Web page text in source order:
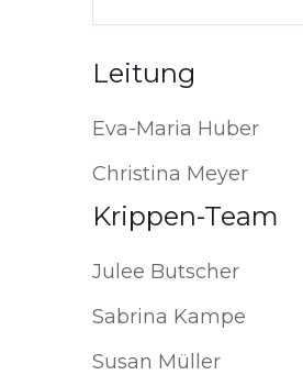
Leitung
Eva-Maria Huber
Christina Meyer
Krippen-Team
Julee Butscher
Sabrina Kampe
Susan Müller